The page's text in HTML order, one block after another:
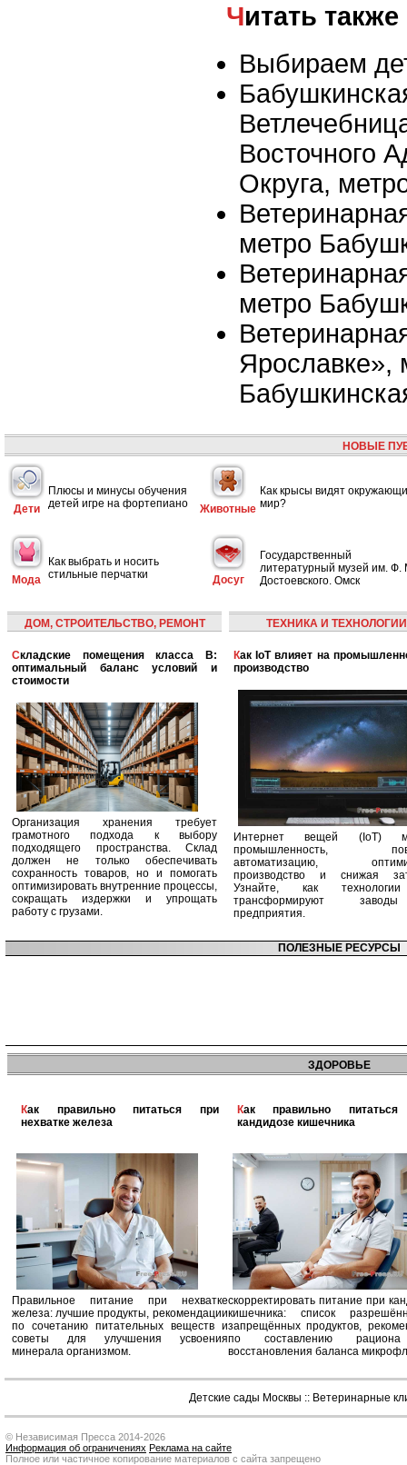
Читать также
Выбираем
Восточного
Округа,
метро
метро
Ярославке»,
НОВЫЕ
Дети
Плюсы и минусы обучения
детей игре на фортепиано
Животные
Как крысы видят
мир?
Мода
Как выбрать и носить
стильные перчатки
Досуг
Государственный
литературный музей им. Ф.
Достоевского. Омск
ДОМ, СТРОИТЕЛЬСТВО, РЕМОНТ
Складские помещения класса B:
оптимальный баланс условий и
стоимости
Организация хранения требует
грамотного подхода к выбору
подходящего пространства. Склад
должен не только обеспечивать
сохранность товаров, но и помогать
оптимизировать внутренние процессы,
сокращать издержки и упрощать
работу с грузами.
ТЕХНИКА И ТЕХНОЛОГИИ
Как IoT влияет на промышленность и
производство
Интернет вещей (IoT)
промышленность,
автоматизацию,
производство и снижая
Узнайте, как
трансформируют
предприятия.
ПОЛЕЗНЫЕ РЕСУРСЫ
ЗДОРОВЬЕ
Как правильно питаться при
нехватке железа
Правильное питание при нехватке
железа: лучшие продукты, рекомендации
по сочетанию питательных веществ и
советы для улучшения усвоения
минерала организмом.
Как правильно питаться при
кандидозе кишечника
скорректировать питание при
кишечника: список
запрещённых продуктов,
по составлению
восстановления баланса
Детские сады Москвы :: Ветеринарные
© Независимая Пресса 2014-2026
Информация об ограничениях Реклама на сайте
Полное или частичное копирование материалов с сайта запрещено